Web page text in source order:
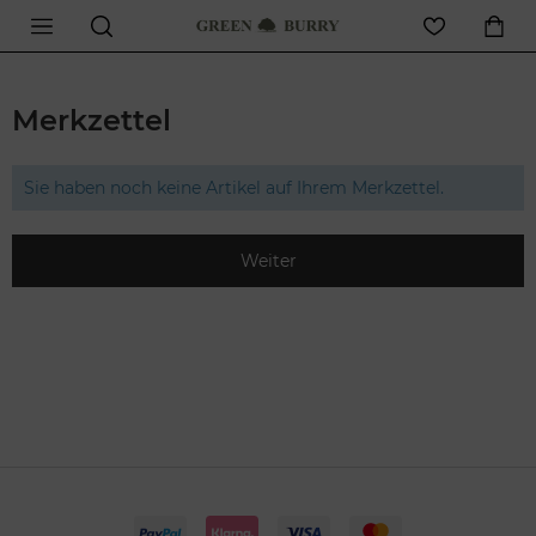
Merkzettel
Sie haben noch keine Artikel auf Ihrem Merkzettel.
Weiter